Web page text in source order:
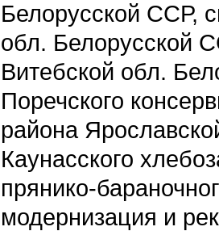
Белорусской ССР,
обл. Белорусской
Витебской обл.
Поречского
района
Каунасского
прянико-
модернизация и